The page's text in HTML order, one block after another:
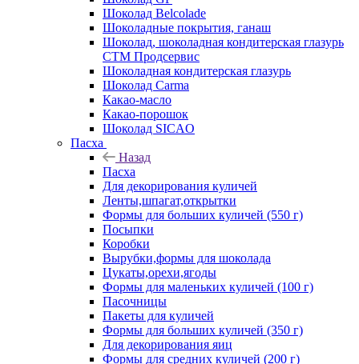
Шоколад Belcolade
Шоколадные покрытия, ганаш
Шоколад, шоколадная кондитерская глазурь
СТМ Продсервис
Шоколадная кондитерская глазурь
Шоколад Carma
Какао-масло
Какао-порошок
Шоколад SICAO
Пасха
Назад
Пасха
Для декорирования куличей
Ленты,шпагат,открытки
Формы для больших куличей (550 г)
Посыпки
Коробки
Вырубки,формы для шоколада
Цукаты,орехи,ягоды
Формы для маленьких куличей (100 г)
Пасочницы
Пакеты для куличей
Формы для больших куличей (350 г)
Для декорирования яиц
Формы для средних куличей (200 г)